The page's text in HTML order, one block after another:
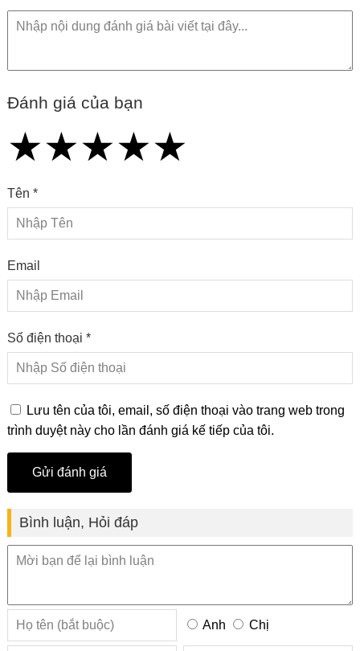
Đánh giá của bạn
★
★★
★★★
★★★★
★★★★★
Tên *
Email
Số điện thoại *
Lưu tên của tôi, email, số điện thoại vào trang web trong
trình duyệt này cho lần đánh giá kế tiếp của tôi.
Bình luận, Hỏi đáp
Anh Chị